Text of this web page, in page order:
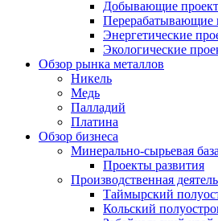
Добывающие
Перерабатывающие
Энергетические
Экологические
Обзор рынка металлов
Никель
Медь
Палладий
Платина
Обзор бизнеса
Минерально-сырьевая база
Проекты развития
Производственная
Таймырский
Кольский